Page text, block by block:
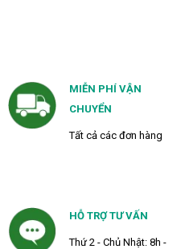
MIỄN PHÍ VẬN
CHUYỂN
Tất cả các đơn hàng
HỖ TRỢ TƯ VẤN
Thứ 2 - Chủ Nhật: 8h -